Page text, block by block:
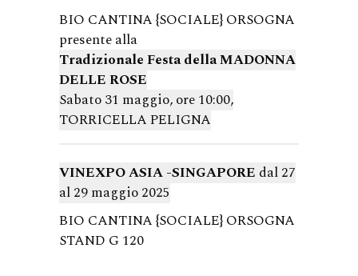
BIO CANTINA {SOCIALE} ORSOGNA
presente alla
Tradizionale Festa della MADONNA
DELLE ROSE
Sabato 31 maggio, ore 10:00,
TORRICELLA PELIGNA
VINEXPO ASIA -SINGAPORE dal 27
al 29 maggio 2025
BIO CANTINA {SOCIALE} ORSOGNA
STAND G 120